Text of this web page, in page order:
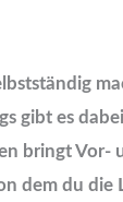
gibt es
bringt
dem du